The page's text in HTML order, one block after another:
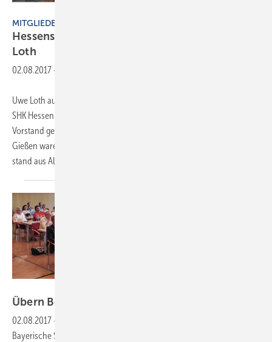
MITGLIEDERVERSAMMLUNG
Hessens neuer Landesinnungsmeister heißt
Loth
02.08.2017 -
Uwe Loth aus Kassel ist neuer Landesinnungsmeister im Fachverband
SHK Hessen. Zur jüngsten Mitgliederversammlung wurde ein neuer
Vorstand gewählt. Höhepunkt der Veranstaltung am 24. Juni 2017 in
Gießen waren die Vorstandswahlen. Landesinnungsmeister Jakob
stand aus Altersgründen nicht mehr
Übern Berg zur
02.08.2017 -
Bayerische SHK-Kongress verzeichnete den höchsten